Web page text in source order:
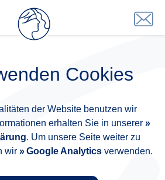
Cookies
der Website benutzen wir
erhalten Sie in unserer
. Um unsere Seite weiter zu
wir
Google Analyticsverwenden.